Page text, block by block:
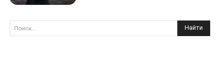
Поиск... Найти